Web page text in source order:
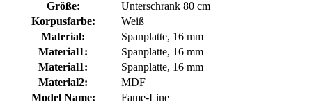
Größe:
Unterschrank 80 cm
Korpusfarbe:
Weiß
Material:
Spanplatte, 16 mm
Material1:
Spanplatte, 16 mm
Material1:
Spanplatte, 16 mm
Material2:
MDF
Model Name:
Fame-Line